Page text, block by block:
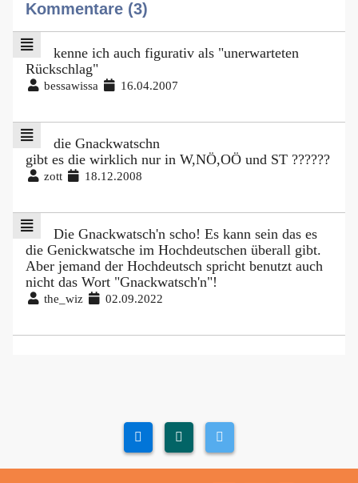
Kommentare (3)
kenne ich auch figurativ als "unerwarteten
Rückschlag"
bessawissa 16.04.2007
die Gnackwatschn
gibt es die wirklich nur in W,NÖ,OÖ und ST ??????
zott 18.12.2008
Die Gnackwatsch'n scho! Es kann sein das es
die Genickwatsche im Hochdeutschen überall gibt.
Aber jemand der Hochdeutsch spricht benutzt auch
nicht das Wort "Gnackwatsch'n"!
the_wiz 02.09.2022